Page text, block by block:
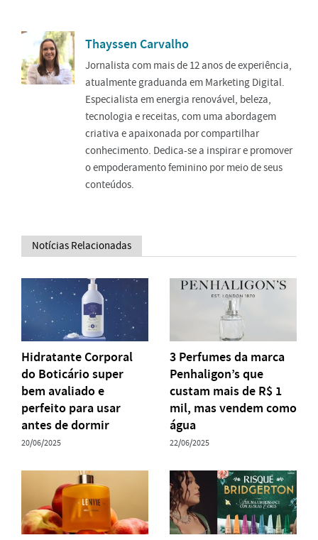
Thayssen Carvalho
Jornalista com mais de 12 anos de experiência,
atualmente graduanda em Marketing Digital.
Especialista em energia renovável, beleza,
tecnologia e receitas, com uma abordagem
criativa e apaixonada por compartilhar
conhecimento. Dedica-se a inspirar e promover
o empoderamento feminino por meio de seus
conteúdos.
Notícias Relacionadas
Hidratante Corporal
do Boticário super
bem avaliado e
perfeito para usar
antes de dormir
20/06/2025
3 Perfumes da marca
Penhaligon’s que
custam mais de R$ 1
mil, mas vendem como
água
22/06/2025